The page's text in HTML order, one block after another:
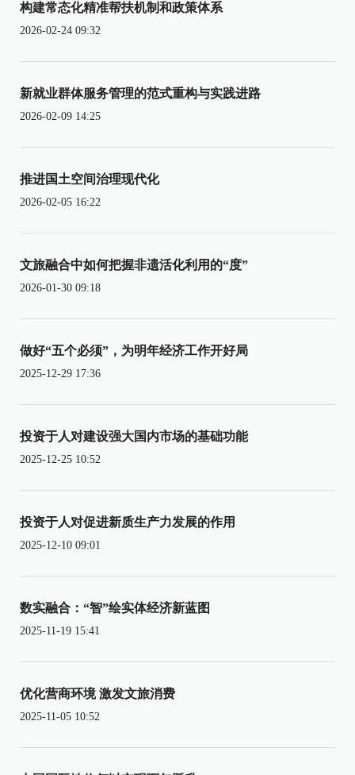
构建常态化精准帮扶机制和政策体系
2026-02-24 09:32
新就业群体服务管理的范式重构与实践进路
2026-02-09 14:25
推进国土空间治理现代化
2026-02-05 16:22
文旅融合中如何把握非遗活化利用的“度”
2026-01-30 09:18
做好“五个必须”，为明年经济工作开好局
2025-12-29 17:36
投资于人对建设强大国内市场的基础功能
2025-12-25 10:52
投资于人对促进新质生产力发展的作用
2025-12-10 09:01
数实融合：“智”绘实体经济新蓝图
2025-11-19 15:41
优化营商环境 激发文旅消费
2025-11-05 10:52